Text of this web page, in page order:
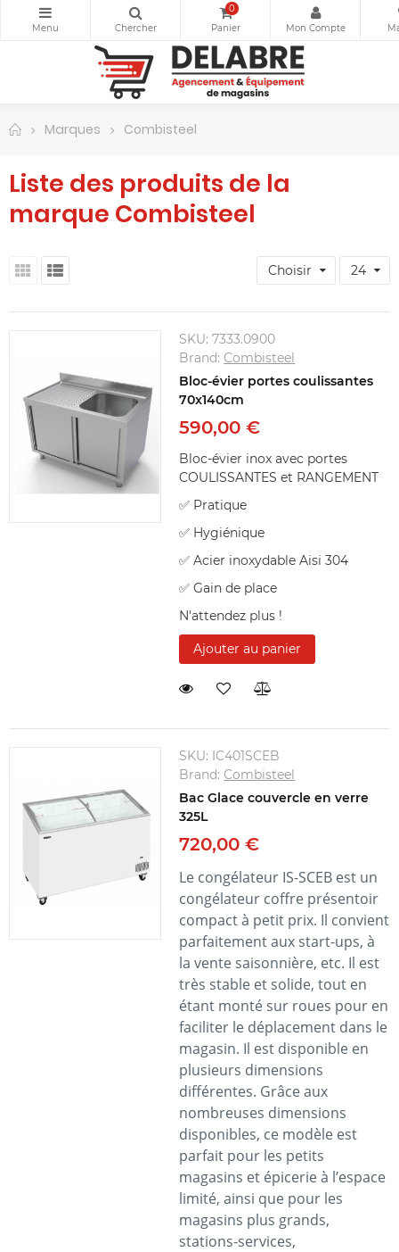
0
Marques Combisteel
Liste des produits de la
marque Combisteel
Choisir 24
SKU:7333.0900
Brand:Combisteel
Bloc-évier portes coulissantes
70x140cm
590,00 €
Bloc-évier inox avec portes
COULISSANTES et RANGEMENT
✅ Pratique
✅ Hygiénique
✅ Acier inoxydable Aisi 304
✅ Gain de place
N'attendez plus !
Ajouter au panier
SKU: IC401SCEB
Brand:Combisteel
Bac Glace couvercle en verre
325L
720,00 €
Le congélateur IS-SCEB est un
congélateur coffre présentoir
compact à petit prix. Il convient
parfaitement aux start-ups, à
la vente saisonnière, etc. Il est
très stable et solide, tout en
étant monté sur roues pour en
faciliter le déplacement dans le
magasin. Il est disponible en
plusieurs dimensions
différentes. Grâce aux
nombreuses dimensions
disponibles, ce modèle est
parfait pour les petits
magasins et épicerie à l’espace
limité, ainsi que pour les
magasins plus grands,
stations-services,